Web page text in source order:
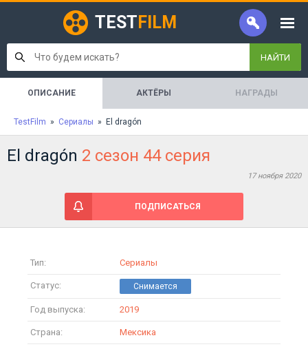
TEST FILM
НАЙТИ
ОПИСАНИЕ АКТЁРЫ НАГРАДЫ
TestFilm » Сериалы » El dragón
El dragón 2 сезон 44 серия
17 ноября 2020
ПОДПИСАТЬСЯ
Тип: Сериалы
Статус:
Год выпуска: 2019
Страна: Мексика